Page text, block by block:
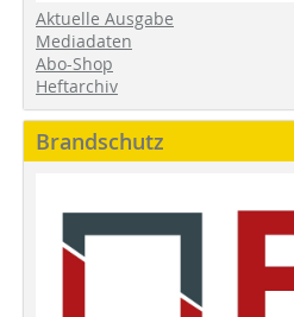
Aktuelle Ausgabe
Mediadaten
Abo-Shop
Heftarchiv
Brandschutz